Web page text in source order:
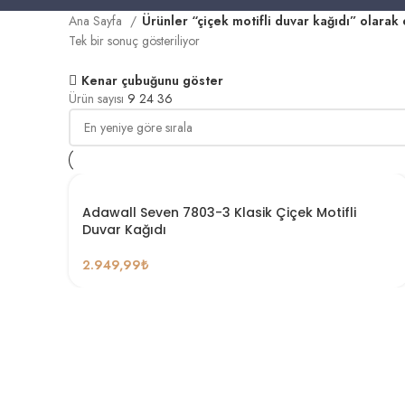
Ana Sayfa
Ürünler “çiçek motifli duvar kağıdı”
Tek bir sonuç gösteriliyor
Kenar çubuğunu göster
Ürün sayısı 9 24 36
Adawall Seven 7803-3 Klasik Çiçek Motifli
Duvar Kağıdı
2.949,99₺